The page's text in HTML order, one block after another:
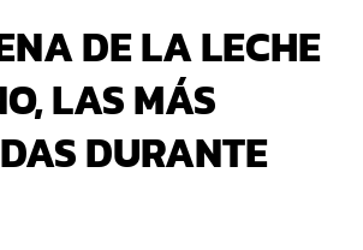
DE LA LECHE
LAS MÁS
DURANTE